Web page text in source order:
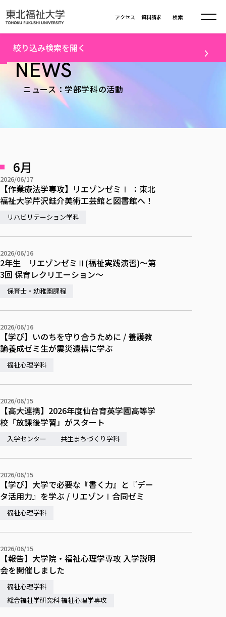
資料請求
アクセス 検索
建学の精神・教育の理念
学長室の窓
教育方針
各種方針
大学の概要
大学の歩み
学生・教職員・卒業生数
学則
寄附の受け入れ
関連法人
教職員募集
キャンパス案内
大学の取り組み
大学の取り組み
社会連携・研究
カリキュラム編成ガイドライン
本学のシラバスについて
一般事業主行動計画
公的資金等の不正使用の防止に関する基本方針
研究活動における不正行為の防止等に関する対応
リエゾンゼミ・ナビ（テキスト等）
お役立ち情報（リンク集）
放射線モニタリング測定結果（国見キャンパス）
情報公開
情報公開
ガバナンス・コード
中期事業計画
事業計画／財務・事業報告
大学評価
IR情報
学校教育法施行規則第172条の2に基づく情報公開
教職課程における情報の公表
学部・大学院
学部・大学院TOP
総合福祉学部
社会福祉学科
福祉心理学科
福祉行政学科
共生まちづくり学部
共生まちづくり学部
共生まちづくり学科
教育学部
教育学部
教育学科
保健看護学科
リハビリテーション学科
医療経営管理学科
産業福祉マネジメント学科
仏教専修科
大学院
大学院
総合福祉学研究科 社会福祉学専攻 修士課程
総合福祉学研究科 社会福祉学専攻 博士課程
総合福祉学研究科 福祉心理学専攻 修士課程
教育学研究科 教育学専攻 修士課程
通信教育部
通信制大学院 総合福祉学研究科 社会福祉学専攻 修士課程
通信制大学院 総合福祉学研究科 福祉心理学専攻 修士課程
カリキュラム（学部・大学院）
その他の就学機会
学びの特徴
学びの特徴
ICT教育
初年次教育（リエゾンゼミⅠ）
実学臨床教育（総合福祉学部のみ履修可能）
学びのサポート
学びのサポート
授業料減免・奨学金等
宿舎の紹介
学生生活サポート
学生自主活動支援
社会人学生の育児支援（一時預かり）
入学試験
進学相談会
オープンキャンパス
進路・就職 TOP
就職状況
東北福祉大学のキャリアサポート
東北福祉大学のキャリアサポート
採用ご担当者様へ
採用ご担当者様へ
センター長の挨拶
求人の受付について
単独学内説明会のご案内
在学生の方
資格取得報奨制度について
東北福祉大学求人・インターンシップ検索サイト（キャリタス
卒業生の方
卒業生の方
卒業後のキャリア支援体制
在学生による訪問、情報提供へのご協力のお願い
卒業生アンケート
東北福祉大学のDNA
在学生インタビュー
課外活動
文化会・文化系サークル紹介
国際交流
交換留学生 Exchange students
外国人在学生
学生支援センター国際交流の活動
スタッフ紹介
ニュース一覧
社会連携・研究
東北福祉大学の研究活動
東北福祉大学の研究活動
東北福祉大学の研究紹介
共同研究等をご検討の皆様へ
東北福祉大学の紀要・リポジトリ
東北福祉大学の紀要・リポジトリ
教職研究
東北福祉大学教育・教職センター特別支援教育研究年報一覧
芹沢銈介美術工芸館年報
東北福祉大学機関リポジトリ
産学・産学官連携
「高齢者のフレイル予防及びデジタルデバイド解消に向けた産
高齢者施設特化型モジュラー車いす開発
学生参加 × 産学官連携 ～ 「行学一如」の実践
社会貢献・地域連携活動
社会貢献への取り組み
社会貢献・地域連携活動報告書
各種社会貢献活動の窓口
伝承講座「311『伝える／備える』次世代塾」
JICA草の根技術協力事業
被災地の子ども支援活動
生涯学習・社会人講座
自治体・団体等との主な協定
自治体・団体等との主な協定
研究所について
研究者のご紹介
生涯教育・キャリア教育
生涯教育・キャリア教育TOP
生涯学習・社会人講座
月例TFU実学臨床研究セミナー
特別支援教育研究室
TFU教育フォーラム
取材について
施設利用
同窓会
学内ポータルシステム
NEWS
ニュース：学部学科の活動
絞り込み検索を開く
テーマ
すべて
配信対象
すべて
保護者向け
6月
2026/06/17
【作業療法学専攻】リエゾンゼミⅠ ：東北
福祉大学芹沢銈介美術工芸館と図書館へ！
リハビリテーション学科
2026/06/16
2年生 リエゾンゼミⅡ(福祉実践演習)～第
3回 保育レクリエーション～
保育士・幼稚園課程
2026/06/16
【学び】いのちを守り合うために / 養護教
諭養成ゼミ生が震災遺構に学ぶ
福祉心理学科
2026/06/15
【高大連携】2026年度仙台育英学園高等学
校「放課後学習」がスタート
入学センター 共生まちづくり学科
2026/06/15
【学び】大学で必要な『書く力』と『デー
タ活用力』を学ぶ / リエゾンⅠ合同ゼミ
福祉心理学科
2026/06/15
【報告】大学院・福祉心理学専攻 入学説明
会を開催しました
福祉心理学科
総合福祉学研究科 福祉心理学専攻